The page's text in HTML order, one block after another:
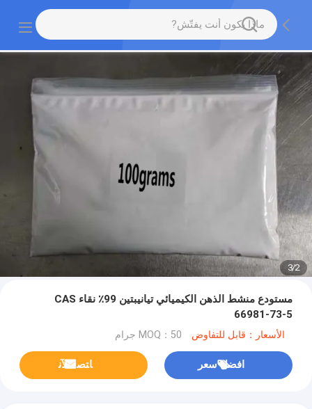
2
/
3
مستودع منشط الذهن الكيميائي تيانيبتين 99٪ نقاء CAS
66981-73-5
الأسعار：قابل للتفاوض MOQ：50 جرام
افضل سعر ﺎﺘﺼﻟ ﺍﻶﻧ